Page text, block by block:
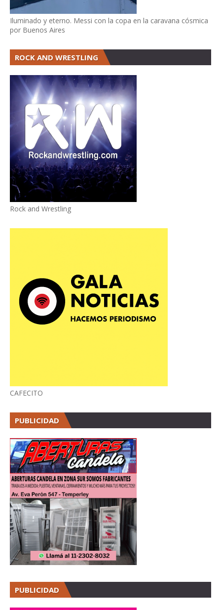
Iluminado y eterno. Messi con la copa en la caravana cósmica
por Buenos Aires
ROCK AND WRESTLING
Rock and Wrestling
CAFECITO
PUBLICIDAD
PUBLICIDAD